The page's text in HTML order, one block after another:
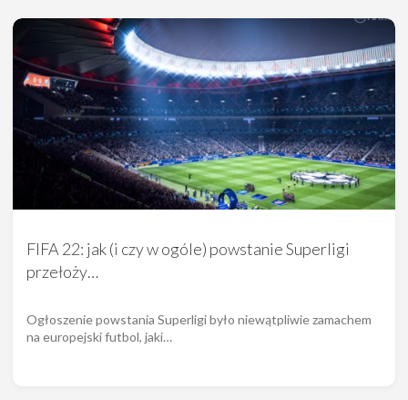
FIFA 22: jak (i czy w ogóle) powstanie Superligi
przełoży…
Ogłoszenie powstania Superligi było niewątpliwie zamachem
na europejski futbol, jaki…